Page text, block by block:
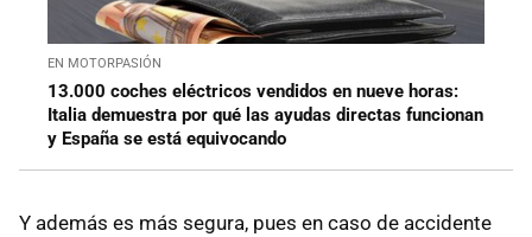
EN MOTORPASIÓN
13.000 coches eléctricos vendidos en nueve horas:
Italia demuestra por qué las ayudas directas funcionan
y España se está equivocando
Y además es más segura, pues en caso de accidente